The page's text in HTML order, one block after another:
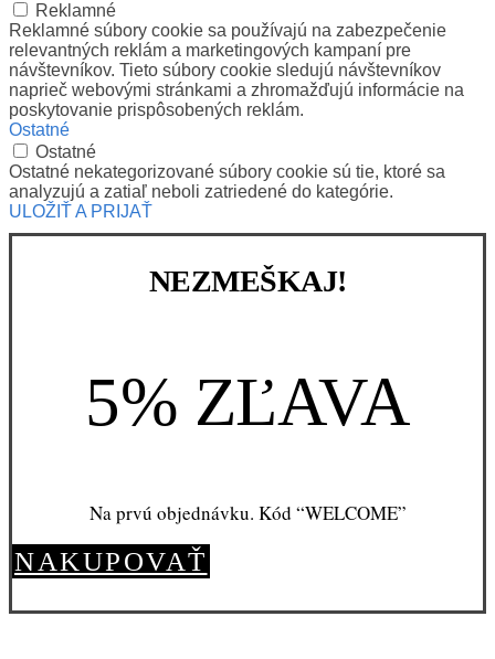
Reklamné
Reklamné súbory cookie sa používajú na zabezpečenie
relevantných reklám a marketingových kampaní pre
návštevníkov. Tieto súbory cookie sledujú návštevníkov
naprieč webovými stránkami a zhromažďujú informácie na
poskytovanie prispôsobených reklám.
Ostatné
Ostatné
Ostatné nekategorizované súbory cookie sú tie, ktoré sa
analyzujú a zatiaľ neboli zatriedené do kategórie.
ULOŽIŤ A PRIJAŤ
NEZMEŠKAJ!
5% ZĽAVA
Na prvú objednávku. Kód “WELCOME”
NAKUPOVAŤ